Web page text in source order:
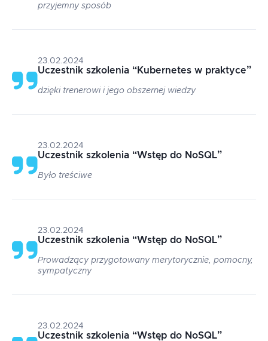
przyjemny sposób
23.02.2024
Uczestnik szkolenia “Kubernetes w praktyce”
dzięki trenerowi i jego obszernej wiedzy
23.02.2024
Uczestnik szkolenia “Wstęp do NoSQL”
Było treściwe
23.02.2024
Uczestnik szkolenia “Wstęp do NoSQL”
Prowadzący przygotowany merytorycznie, pomocny,
sympatyczny
23.02.2024
Uczestnik szkolenia “Wstęp do NoSQL”